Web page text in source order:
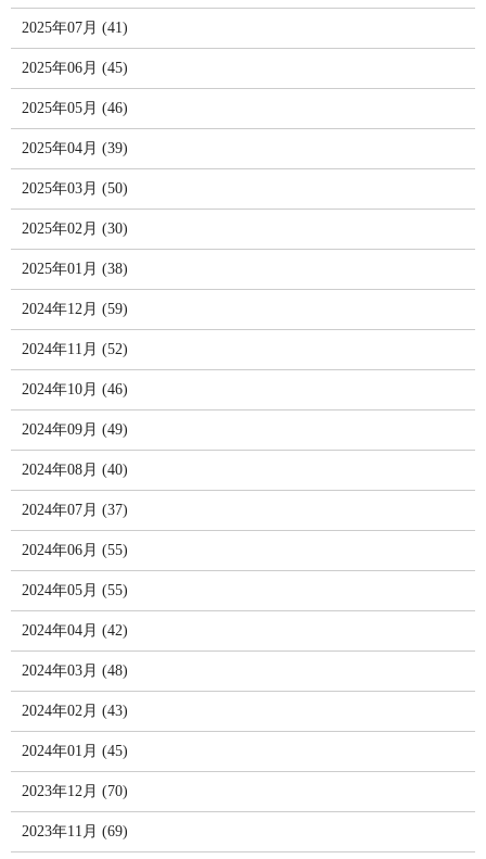
2025年07月 (41)
2025年06月 (45)
2025年05月 (46)
2025年04月 (39)
2025年03月 (50)
2025年02月 (30)
2025年01月 (38)
2024年12月 (59)
2024年11月 (52)
2024年10月 (46)
2024年09月 (49)
2024年08月 (40)
2024年07月 (37)
2024年06月 (55)
2024年05月 (55)
2024年04月 (42)
2024年03月 (48)
2024年02月 (43)
2024年01月 (45)
2023年12月 (70)
2023年11月 (69)